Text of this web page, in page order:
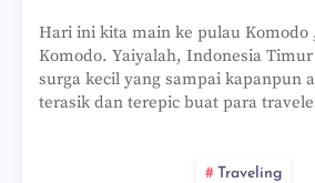
Hari ini kita main ke pulau Komodo
Komodo. Yaiyalah, Indonesia
surga kecil yang sampai kapanpun
terasik dan terepic buat para
Traveling